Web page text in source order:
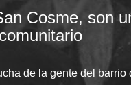
Cosme, son
de la gente del barrio